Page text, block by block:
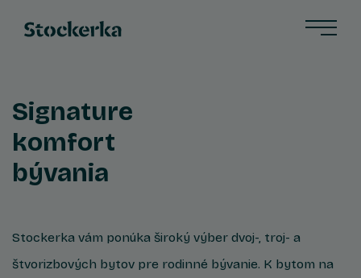
Signature
komfort
bývania
Stockerka vám ponúka široký výber dvoj-, troj- a
štvorizbových bytov pre rodinné bývanie. K bytom na